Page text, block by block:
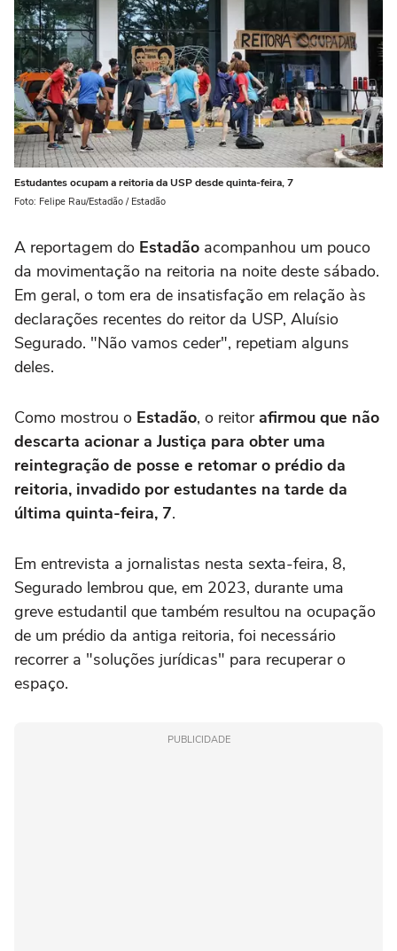
Estudantes ocupam a reitoria da USP desde quinta-feira, 7
Foto: Felipe Rau/Estadão / Estadão
A reportagem do Estadão acompanhou um pouco
da movimentação na reitoria na noite deste sábado.
Em geral, o tom era de insatisfação em relação às
declarações recentes do reitor da USP, Aluísio
Segurado. "Não vamos ceder", repetiam alguns
deles.
Como mostrou o Estadão, o reitor afirmou que não
descarta acionar a Justiça para obter uma
reintegração de posse e retomar o prédio da
reitoria, invadido por estudantes na tarde da
última quinta-feira, 7.
Em entrevista a jornalistas nesta sexta-feira, 8,
Segurado lembrou que, em 2023, durante uma
greve estudantil que também resultou na ocupação
de um prédio da antiga reitoria, foi necessário
recorrer a "soluções jurídicas" para recuperar o
espaço.
PUBLICIDADE